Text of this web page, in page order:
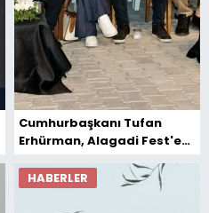
Cumhurbaşkanı Tufan
Erhürman, Alagadi Fest'e
HABERLER